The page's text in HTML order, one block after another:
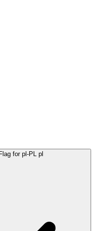
pl